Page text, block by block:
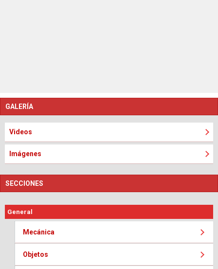
GALERÍA
Videos
Imágenes
SECCIONES
General
Mecánica
Objetos